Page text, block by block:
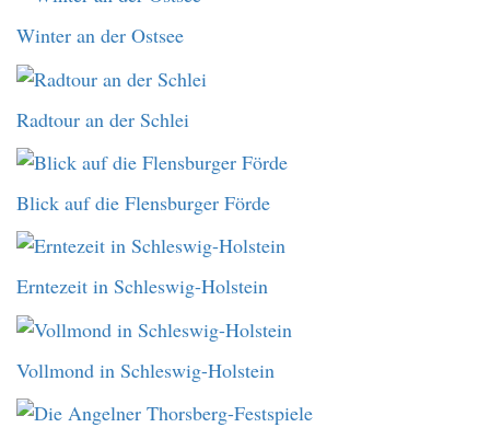
Winter an der Ostsee
Radtour an der Schlei
Blick auf die Flensburger Förde
Erntezeit in Schleswig-Holstein
Vollmond in Schleswig-Holstein